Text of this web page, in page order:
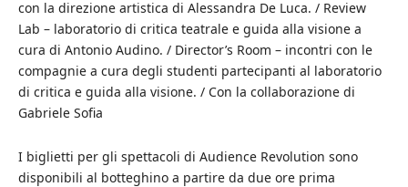
con la direzione artistica di Alessandra De Luca. / Review
Lab – laboratorio di critica teatrale e guida alla visione a
cura di Antonio Audino. / Director’s Room – incontri con le
compagnie a cura degli studenti partecipanti al laboratorio
di critica e guida alla visione. / Con la collaborazione di
Gabriele Sofia
I biglietti per gli spettacoli di Audience Revolution sono
disponibili al botteghino a partire da due ore prima